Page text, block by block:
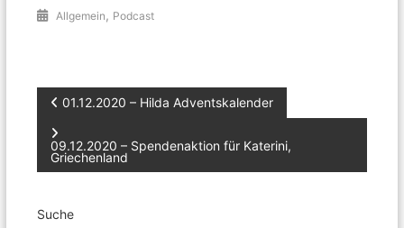
Allgemein , Podcast
Beitragsnavigation
01.12.2020 – Hilda Adventskalender
09.12.2020 – Spendenaktion für Katerini,
Griechenland
Suche